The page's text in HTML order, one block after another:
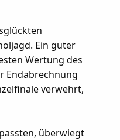
Ein guter
Wertung des
Endabrechnung
verwehrt,
überwiegt